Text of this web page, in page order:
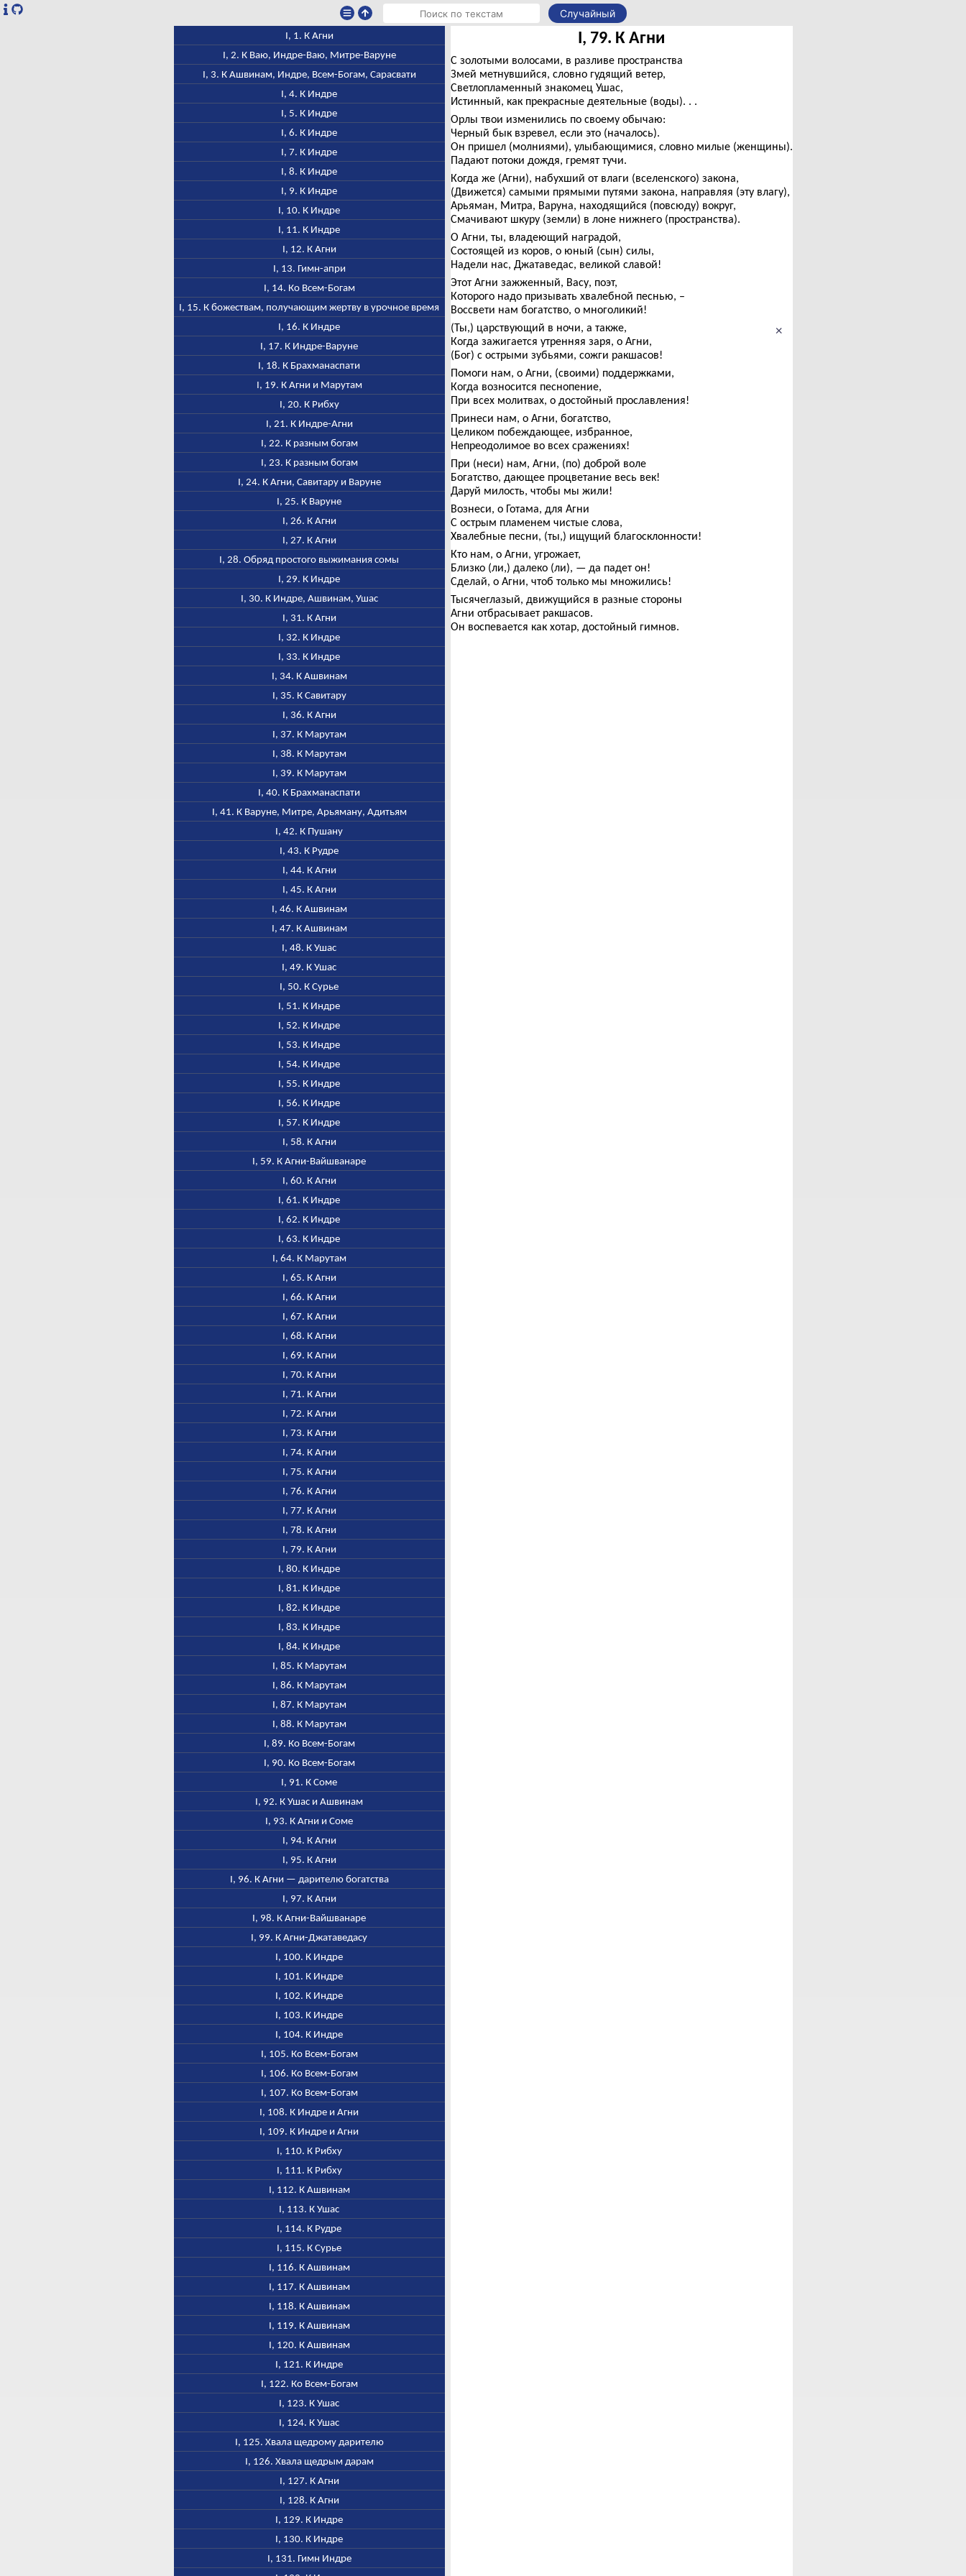
Случайный
I, 1. К Агни
I, 2. К Ваю, Индре-Ваю, Митре-Варуне
I, 3. К Ашвинам, Индре, Всем-Богам, Сарасвати
I, 4. К Индре
I, 5. К Индре
I, 6. К Индре
I, 7. К Индре
I, 8. К Индре
I, 9. К Индре
I, 10. К Индре
I, 11. К Индре
I, 12. К Агни
I, 13. Гимн-апри
I, 14. Ко Всем-Богам
I, 15. К божествам, получающим жертву в урочное время
I, 16. К Индре
I, 17. К Индре-Варуне
I, 18. К Брахманаспати
I, 19. К Агни и Марутам
I, 20. К Рибху
I, 21. К Индре-Агни
I, 22. К разным богам
I, 23. К разным богам
I, 24. К Агни, Савитару и Варуне
I, 25. К Варуне
I, 26. К Агни
I, 27. К Агни
I, 28. Обряд простого выжимания сомы
I, 29. К Индре
I, 30. К Индре, Ашвинам, Ушас
I, 31. К Агни
I, 32. К Индре
I, 33. К Индре
I, 34. К Ашвинам
I, 35. К Савитару
I, 36. К Агни
I, 37. К Марутам
I, 38. К Марутам
I, 39. К Марутам
I, 40. К Брахманаспати
I, 41. К Варуне, Митре, Арьяману, Адитьям
I, 42. К Пушану
I, 43. К Рудре
I, 44. К Агни
I, 45. К Агни
I, 46. К Ашвинам
I, 47. К Ашвинам
I, 48. К Ушас
I, 49. К Ушас
I, 50. К Сурье
I, 51. К Индре
I, 52. К Индре
I, 53. К Индре
I, 54. К Индре
I, 55. К Индре
I, 56. К Индре
I, 57. К Индре
I, 58. К Агни
I, 59. К Агни-Вайшванаре
I, 60. К Агни
I, 61. К Индре
I, 62. К Индре
I, 63. К Индре
I, 64. К Марутам
I, 65. К Агни
I, 66. К Агни
I, 67. К Агни
I, 68. К Агни
I, 69. К Агни
I, 70. К Агни
I, 71. К Агни
I, 72. К Агни
I, 73. К Агни
I, 74. К Агни
I, 75. К Агни
I, 76. К Агни
I, 77. К Агни
I, 78. К Агни
I, 79. К Агни
I, 80. К Индре
I, 81. К Индре
I, 82. К Индре
I, 83. К Индре
I, 84. К Индре
I, 85. К Марутам
I, 86. К Марутам
I, 87. К Марутам
I, 88. К Марутам
I, 89. Ко Всем-Богам
I, 90. Ко Всем-Богам
I, 91. К Соме
I, 92. К Ушас и Ашвинам
I, 93. К Агни и Соме
I, 94. К Агни
I, 95. К Агни
I, 96. К Агни — дарителю богатства
I, 97. К Агни
I, 98. К Агни-Вайшванаре
I, 99. К Агни-Джатаведасу
I, 100. К Индре
I, 101. К Индре
I, 102. К Индре
I, 103. К Индре
I, 104. К Индре
I, 105. Ко Всем-Богам
I, 106. Ко Всем-Богам
I, 107. Ко Всем-Богам
I, 108. К Индре и Агни
I, 109. К Индре и Агни
I, 110. К Рибху
I, 111. К Рибху
I, 112. К Ашвинам
I, 113. К Ушас
I, 114. К Рудре
I, 115. К Сурье
I, 116. К Ашвинам
I, 117. К Ашвинам
I, 118. К Ашвинам
I, 119. К Ашвинам
I, 120. К Ашвинам
I, 121. К Индре
I, 122. Ко Всем-Богам
I, 123. К Ушас
I, 124. К Ушас
I, 125. Хвала щедрому дарителю
I, 126. Хвала щедрым дарам
I, 127. К Агни
I, 128. К Агни
I, 129. К Индре
I, 130. К Индре
I, 131. Гимн Индре
×
I, 79. К Агни
С золотыми волосами, в разливе пространства
Змей метнувшийся, словно гудящий ветер,
Светлопламенный знакомец Ушас,
Истинный, как прекрасные деятельные (воды). . .
Орлы твои изменились по своему обычаю:
Черный бык взревел, если это (началось).
Он пришел (молниями), улыбающимися, словно милые (женщины).
Падают потоки дождя, гремят тучи.
Когда же (Агни), набухший от влаги (вселенского) закона,
(Движется) самыми прямыми путями закона, направляя (эту влагу),
Арьяман, Митра, Варуна, находящийся (повсюду) вокруг,
Смачивают шкуру (земли) в лоне нижнего (пространства).
О Агни, ты, владеющий наградой,
Состоящей из коров, о юный (сын) силы,
Надели нас, Джатаведас, великой славой!
Этот Агни зажженный, Васу, поэт,
Которого надо призывать хвалебной песнью, –
Воссвети нам богатство, о многоликий!
(Ты,) царствующий в ночи, а также,
Когда зажигается утренняя заря, о Агни,
(Бог) с острыми зубьями, сожги ракшасов!
Помоги нам, о Агни, (своими) поддержками,
Когда возносится песнопение,
При всех молитвах, о достойный прославления!
Принеси нам, о Агни, богатство,
Целиком побеждающее, избранное,
Непреодолимое во всех сражениях!
При (неси) нам, Агни, (по) доброй воле
Богатство, дающее процветание весь век!
Даруй милость, чтобы мы жили!
Вознеси, о Готама, для Агни
С острым пламенем чистые слова,
Хвалебные песни, (ты,) ищущий благосклонности!
Кто нам, о Агни, угрожает,
Близко (ли,) далеко (ли), — да падет он!
Сделай, о Агни, чтоб только мы множились!
Тысячеглазый, движущийся в разные стороны
Агни отбрасывает ракшасов.
Он воспевается как хотар, достойный гимнов.